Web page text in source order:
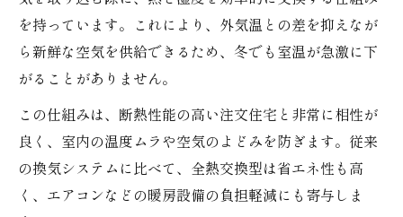
を持っています。これにより、外気温との差を抑えなが
ら新鮮な空気を供給できるため、冬でも室温が急激に下
がることがありません。
この仕組みは、断熱性能の高い注文住宅と非常に相性が
良く、室内の温度ムラや空気のよどみを防ぎます。従来
の換気システムに比べて、全熱交換型は省エネ性も高
く、エアコンなどの暖房設備の負担軽減にも寄与しま